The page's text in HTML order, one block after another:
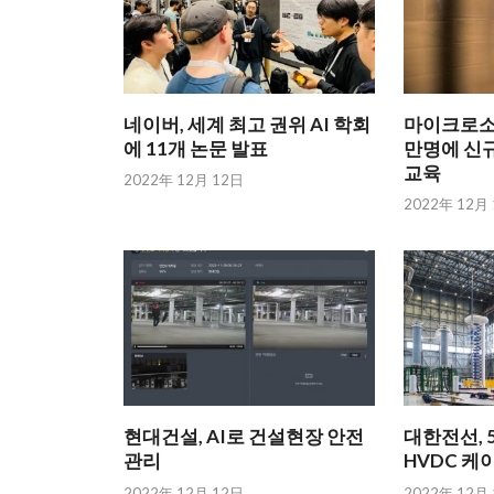
네이버, 세계 최고 권위 AI 학회
에 11개 논문 발표
2022年 12月 12日
마이크로
만명에 신
교육
2022年 12月
현대건설, AI로 건설현장 안전
관리
대한전선,
HVDC 케